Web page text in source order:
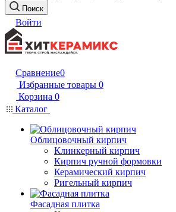
Поиск
Войти
Сравнение0
Избранные товары 0
Корзина 0
Каталог
Облицовочный кирпич
Клинкерный кирпич
Кирпич ручной формовки
Керамический кирпич
Ригельный кирпич
Фасадная плитка